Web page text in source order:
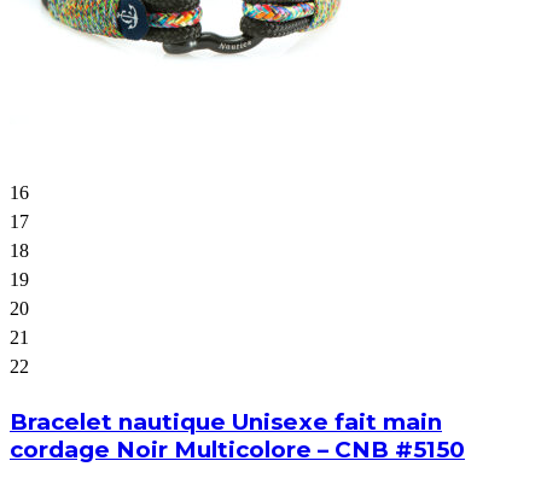
16
17
18
19
20
21
22
Bracelet nautique Unisexe fait main
cordage Noir Multicolore – CNB #5150